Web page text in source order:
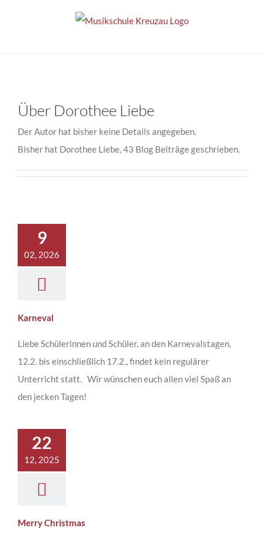
Über Dorothee Liebe
Der Autor hat bisher keine Details angegeben.
Bisher hat Dorothee Liebe, 43 Blog Beiträge geschrieben.
9
02, 2026
Karneval
Liebe Schülerinnen und Schüler, an den Karnevalstagen,
12.2. bis einschließlich 17.2., findet kein regulärer
Unterricht statt. Wir wünschen euch allen viel Spaß an
den jecken Tagen!
22
12, 2025
Merry Christmas